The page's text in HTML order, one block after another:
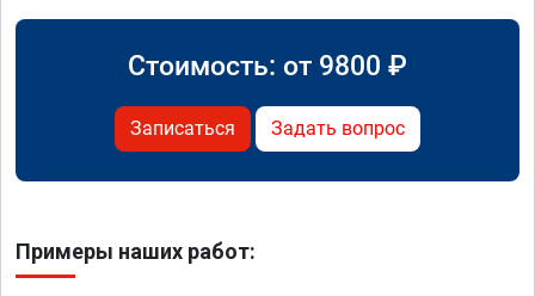
Стоимость: от 9800 ₽
Записаться Задать вопрос
Примеры наших работ: